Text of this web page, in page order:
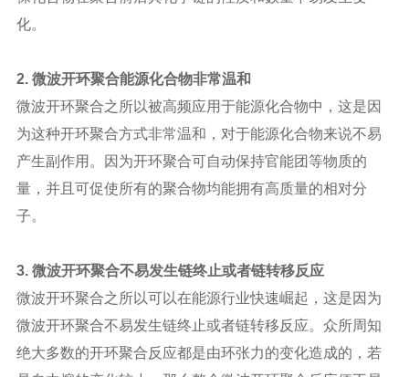
化。
2. 微波开环聚合能源化合物非常温和
微波开环聚合之所以被高频应用于能源化合物中，这是因
为这种开环聚合方式非常温和，对于能源化合物来说不易
产生副作用。因为开环聚合可自动保持官能团等物质的
量，并且可促使所有的聚合物均能拥有高质量的相对分
子。
3. 微波开环聚合不易发生链终止或者链转移反应
微波开环聚合之所以可以在能源行业快速崛起，这是因为
微波开环聚合不易发生链终止或者链转移反应。众所周知
绝大多数的开环聚合反应都是由环张力的变化造成的，若